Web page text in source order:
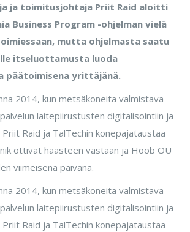
ja toimitusjohtaja Priit Raid aloitti
Business Program -ohjelman vielä
mutta ohjelmasta saatu
itseluottamusta luoda
päätoimisena yrittäjänä.
2014, kun metsäkoneita valmistava
laitepiirustusten digitalisointiin ja
Raid ja TalTechin konepajataustaa
ottivat haasteen vastaan ja Hoob OÜ
viimeisenä päivänä.
2014, kun metsäkoneita valmistava
laitepiirustusten digitalisointiin ja
Raid ja TalTechin konepajataustaa